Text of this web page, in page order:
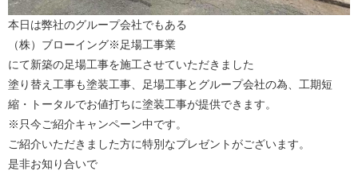
本日は弊社のグループ会社でもある
（株）ブローイング※足場工事業
にて新築の足場工事を施工させていただきました
塗り替え工事も塗装工事、足場工事とグループ会社の為、工期短
縮・トータルでお値打ちに塗装工事が提供できます。
※只今ご紹介キャンペーン中です。
ご紹介いただきました方に特別なプレゼントがございます。
是非お知り合いで